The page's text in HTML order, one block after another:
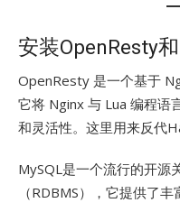
安装OpenResty
OpenResty 是一个基于
它将 Nginx 与 Lua 编程语
和灵活性。这里用来反代
MySQL是一个流行的开源
（RDBMS），它提供了